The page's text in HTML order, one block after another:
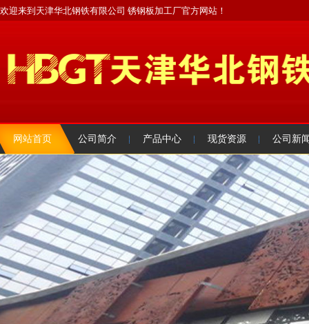
欢迎来到天津华北钢铁有限公司 锈钢板加工厂官方网站！
网站首页 公司简介 产品中心 现货资源 公司新